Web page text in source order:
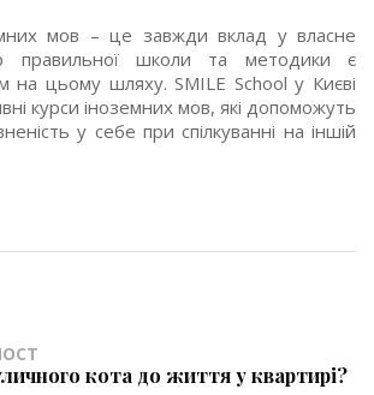
мов – це завжди вклад у власне
правильної школи та методики є
на цьому шляху. SMILE School у Києві
курси іноземних мов, які допоможуть
у себе при спілкуванні на іншій
кота до життя у квартирі?